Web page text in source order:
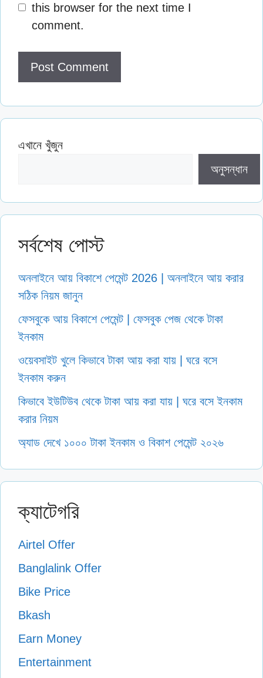
this browser for the next time I
comment.
এখানে খুঁজুন
অনুসন্ধান
সর্বশেষ পোস্ট
অনলাইনে আয় বিকাশে পেমেন্ট 2026 | অনলাইনে আয় করার
সঠিক নিয়ম জানুন
ফেসবুকে আয় বিকাশে পেমেন্ট | ফেসবুক পেজ থেকে টাকা
ইনকাম
ওয়েবসাইট খুলে কিভাবে টাকা আয় করা যায় | ঘরে বসে
ইনকাম করুন
কিভাবে ইউটিউব থেকে টাকা আয় করা যায় | ঘরে বসে ইনকাম
করার নিয়ম
অ্যাড দেখে ১০০০ টাকা ইনকাম ও বিকাশ পেমেন্ট ২০২৬
ক্যাটেগরি
Airtel Offer
Banglalink Offer
Bike Price
Bkash
Earn Money
Entertainment